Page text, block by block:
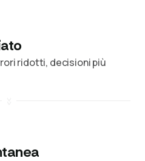
ridotti, decisioni più